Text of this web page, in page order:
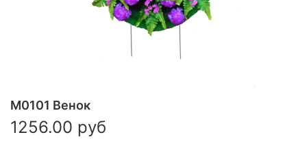
М0101 Венок
1256.00 руб